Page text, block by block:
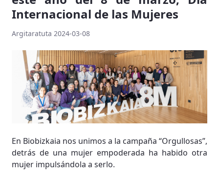
Internacional de las Mujeres
Argitaratuta 2024-03-08
En Biobizkaia nos unimos a la campaña “Orgullosas”,
detrás de una mujer empoderada ha habido otra
mujer impulsándola a serlo.